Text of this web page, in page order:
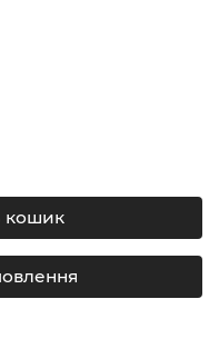
кошик